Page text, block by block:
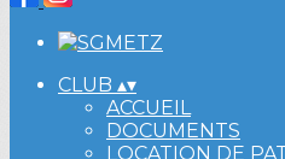
CLUB ▴▾
ACCUEIL
DOCUMENTS
LOCATION DE